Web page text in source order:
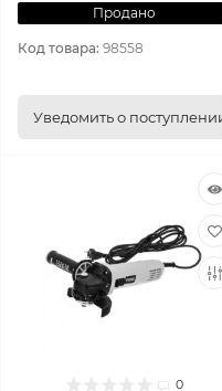
Продано
Код товара: 98558
Уведомить о
0